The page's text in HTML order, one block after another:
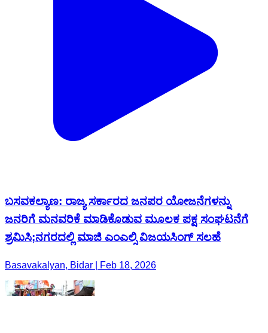
ಬಸವಕಲ್ಯಾಣ: ರಾಜ್ಯ ಸರ್ಕಾರದ ಜನಪರ ಯೋಜನೆಗಳನ್ನು
ಜನರಿಗೆ ಮನವರಿಕೆ ಮಾಡಿಕೊಡುವ ಮ‌ೂಲಕ ಪಕ್ಷ ಸಂಘಟನೆಗೆ
ಶ್ರಮಿಸಿ;ನಗರದಲ್ಲಿ ಮಾಜಿ ಎಂಎಲ್ಸಿ ವಿಜಯಸಿಂಗ್ ಸಲಹೆ
Basavakalyan, Bidar | Feb 18, 2026